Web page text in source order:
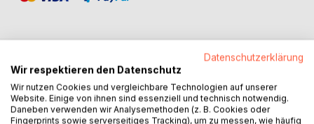
BESCHREIBUNG
Im vorliegenden Buch wird dargelegt, wie die
Datenschutzerklärung
Wir respektieren den Datenschutz
Wir nutzen Cookies und vergleichbare Technologien auf unserer
Website. Einige von ihnen sind essenziell und technisch notwendig.
Daneben verwenden wir Analysemethoden (z. B. Cookies oder
Fingerprints sowie serverseitiges Tracking), um zu messen, wie häufig